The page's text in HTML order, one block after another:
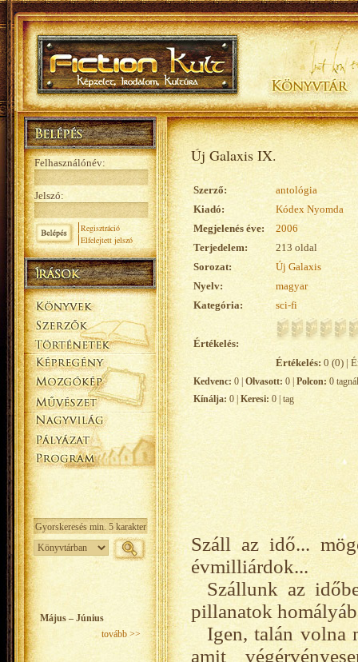
Felhasználónév:
Jelszó:
Regisztráció
Elfelejtett jelszó
Május – Június
tovább >>
Új Galaxis IX.
Szerző:
antológia
Kiadó:
Kódex Nyomda
Megjelenés éve:
2006
Terjedelem:
213 oldal
Sorozat:
Új Galaxis
Nyelv:
magyar
Kategória:
sci-fi
Értékelés:
Értékelés: 0 (0) |
Kedvenc: 0 | Olvasott: 0 | Polcon: 0 tagnál
Kínálja: 0 | Keresi: 0 | tag
Száll az idő...
évmilliárdok...
Szállunk az
pillanatok
Igen, talán volna
amit